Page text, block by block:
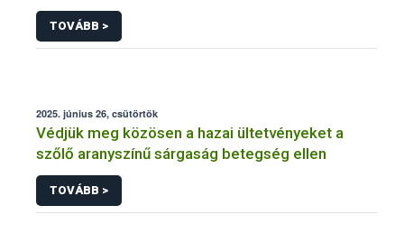
TOVÁBB >
2025. június 26, csütörtök
Védjük meg közösen a hazai ültetvényeket a
szőlő aranyszínű sárgaság betegség ellen
TOVÁBB >